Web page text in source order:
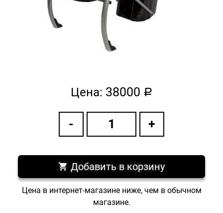
Цена: 38000 a
Добавить в корзину
Цена в интернет-магазине ниже, чем в обычном
магазине.